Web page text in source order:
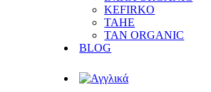
KEFIRKO
TAHE
TAN ORGANIC
BLOG